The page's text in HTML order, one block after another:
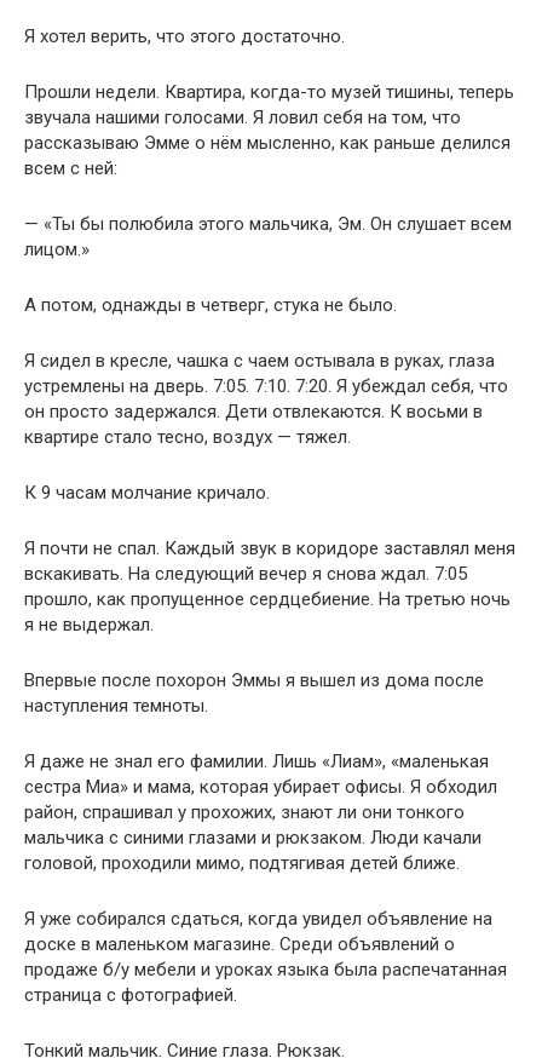
Я хотел верить, что этого достаточно.
Прошли недели. Квартира, когда-то музей тишины, теперь
звучала нашими голосами. Я ловил себя на том, что
рассказываю Эмме о нём мысленно, как раньше делился
всем с ней:
— «Ты бы полюбила этого мальчика, Эм. Он слушает всем
лицом.»
А потом, однажды в четверг, стука не было.
Я сидел в кресле, чашка с чаем остывала в руках, глаза
устремлены на дверь. 7:05. 7:10. 7:20. Я убеждал себя, что
он просто задержался. Дети отвлекаются. К восьми в
квартире стало тесно, воздух — тяжел.
К 9 часам молчание кричало.
Я почти не спал. Каждый звук в коридоре заставлял меня
вскакивать. На следующий вечер я снова ждал. 7:05
прошло, как пропущенное сердцебиение. На третью ночь
я не выдержал.
Впервые после похорон Эммы я вышел из дома после
наступления темноты.
Я даже не знал его фамилии. Лишь «Лиам», «маленькая
сестра Миа» и мама, которая убирает офисы. Я обходил
район, спрашивал у прохожих, знают ли они тонкого
мальчика с синими глазами и рюкзаком. Люди качали
головой, проходили мимо, подтягивая детей ближе.
Я уже собирался сдаться, когда увидел объявление на
доске в маленьком магазине. Среди объявлений о
продаже б/у мебели и уроках языка была распечатанная
страница с фотографией.
Тонкий мальчик. Синие глаза. Рюкзак.